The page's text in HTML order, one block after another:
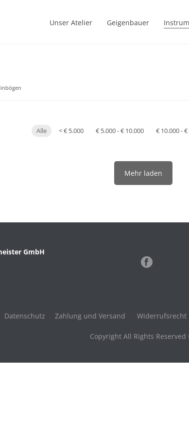
Unser Atelier Geigenbauer
Alle < € 5.000 € 5.000 - € 10.000 € 10.000 -
Mehr laden
GmbH
Datenschutz
Zahlung und Versand Widerrufsrecht
Copyright All Rights Reserved